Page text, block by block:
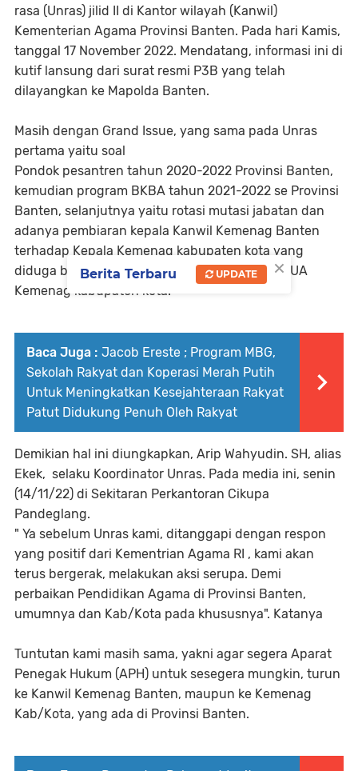
rasa (Unras) jilid II di Kantor wilayah (Kanwil)
Kementerian Agama Provinsi Banten. Pada hari Kamis,
tanggal 17 November 2022. Mendatang, informasi ini di
kutif lansung dari surat resmi P3B yang telah
dilayangkan ke Mapolda Banten.
Masih dengan Grand Issue, yang sama pada Unras
pertama yaitu soal
Pondok pesantren tahun 2020-2022 Provinsi Banten,
kemudian program BKBA tahun 2021-2022 se Provinsi
Banten, selanjutnya yaitu rotasi mutasi jabatan dan
adanya pembiaran kepala Kanwil Kemenag Banten
terhadap Kepala Kemenag kabupaten kota yang
diduga berasmara segitiga dengan pegawai KUA
Kemenag kabupaten kota.
Baca Juga : Jacob Ereste ; Program MBG,
Sekolah Rakyat dan Koperasi Merah Putih
Untuk Meningkatkan Kesejahteraan Rakyat
Patut Didukung Penuh Oleh Rakyat
Demikian hal ini diungkapkan, Arip Wahyudin. SH, alias
Ekek, selaku Koordinator Unras. Pada media ini, senin
(14/11/22) di Sekitaran Perkantoran Cikupa
Pandeglang.
" Ya sebelum Unras kami, ditanggapi dengan respon
yang positif dari Kementrian Agama RI , kami akan
terus bergerak, melakukan aksi serupa. Demi
perbaikan Pendidikan Agama di Provinsi Banten,
umumnya dan Kab/Kota pada khususnya". Katanya
Tuntutan kami masih sama, yakni agar segera Aparat
Penegak Hukum (APH) untuk sesegera mungkin, turun
ke Kanwil Kemenag Banten, maupun ke Kemenag
Kab/Kota, yang ada di Provinsi Banten.
×
Berita Terbaru UPDATE